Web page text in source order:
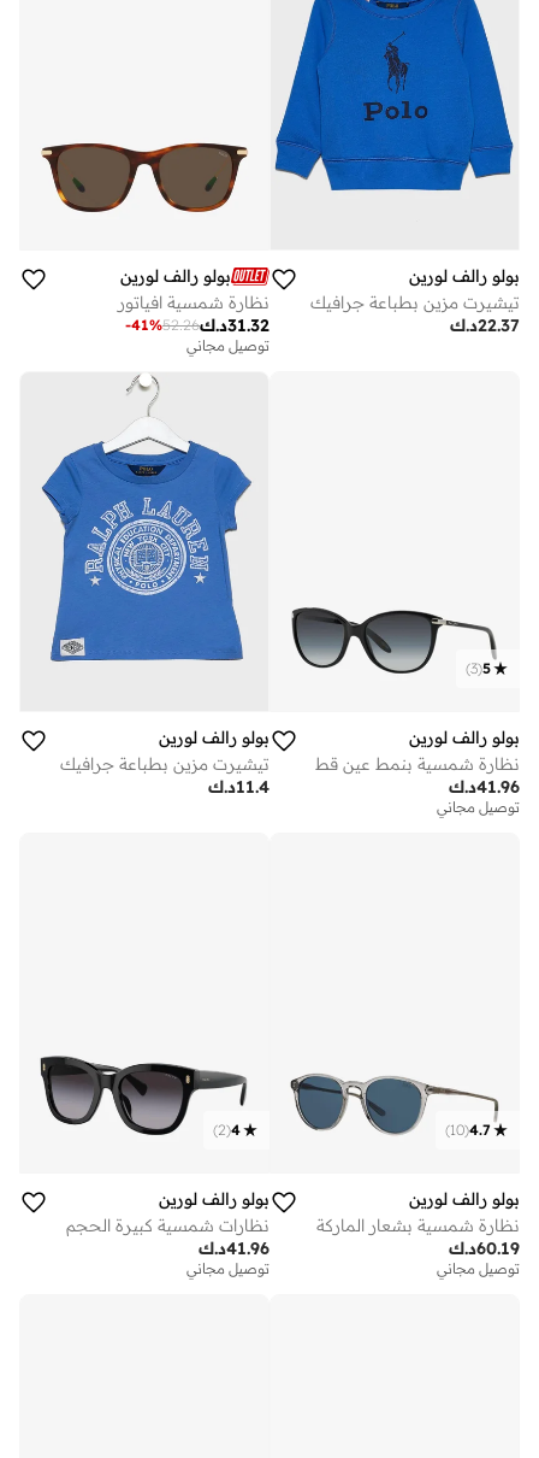
بولو رالف لورين
تيشيرت مزين بطباعة جرافيك
د.ك22.37
بولو رالف لورين
نظارة شمسية افياتور
د.ك31.32
52.26
-41%
توصيل مجاني
5
(
3
)
بولو رالف لورين
نظارة شمسية بنمط عين قط
د.ك41.96
توصيل مجاني
بولو رالف لورين
تيشيرت مزين بطباعة جرافيك
د.ك11.4
4.7
(
10
)
بولو رالف لورين
نظارة شمسية بشعار الماركة
د.ك60.19
توصيل مجاني
4
(
2
)
بولو رالف لورين
نظارات شمسية كبيرة الحجم
د.ك41.96
توصيل مجاني